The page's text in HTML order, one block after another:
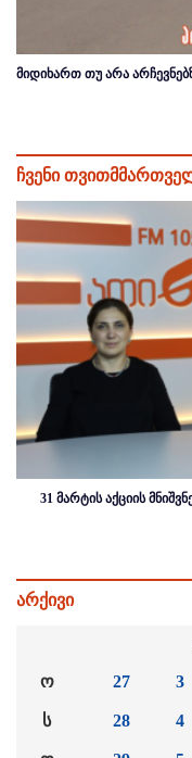
მიდიხართ თუ არა
ჩვენი
31 მარტის აქციის
არქივი
ო
ს
27
28
3
4